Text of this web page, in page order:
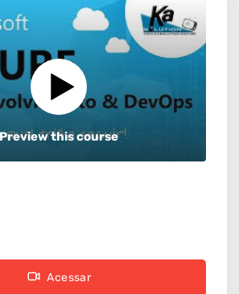
Preview this course
Acessar